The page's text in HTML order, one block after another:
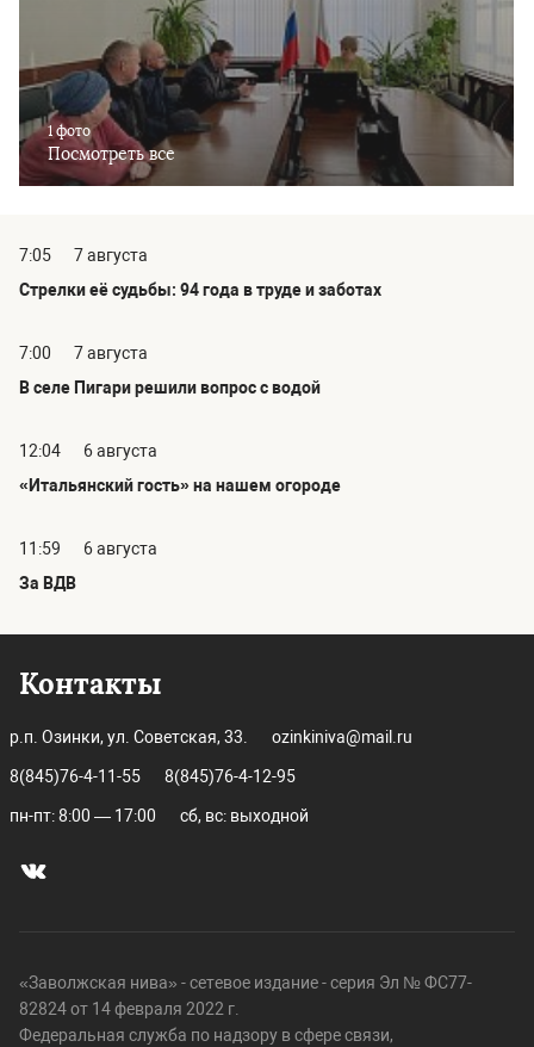
1 фото
Посмотреть все
7:05
7 августа
Стрелки её судьбы: 94 года в труде и заботах
7:00
7 августа
В селе Пигари решили вопрос с водой
12:04
6 августа
«Итальянский гость» на нашем огороде
11:59
6 августа
За ВДВ
Контакты
р.п. Озинки, ул. Советская, 33. ozinkiniva@mail.ru
8(845)76-4-11-55 8(845)76-4-12-95
пн-пт: 8:00 — 17:00 сб, вс: выходной
«Заволжская нива» - сетевое издание - серия Эл № ФС77-
82824 от 14 февраля 2022 г.
Федеральная служба по надзору в сфере связи,